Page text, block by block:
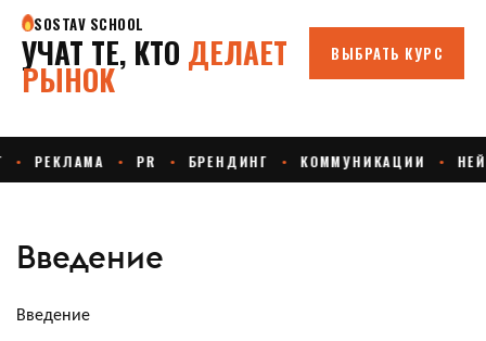
Введение
Введение